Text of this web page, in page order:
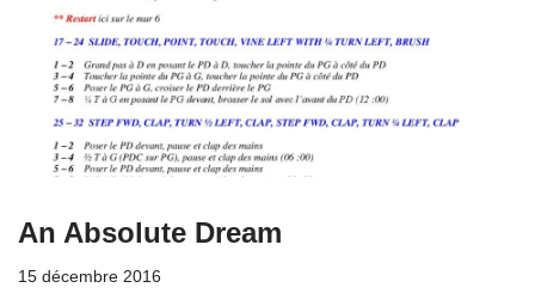
An Absolute Dream
15 décembre 2016